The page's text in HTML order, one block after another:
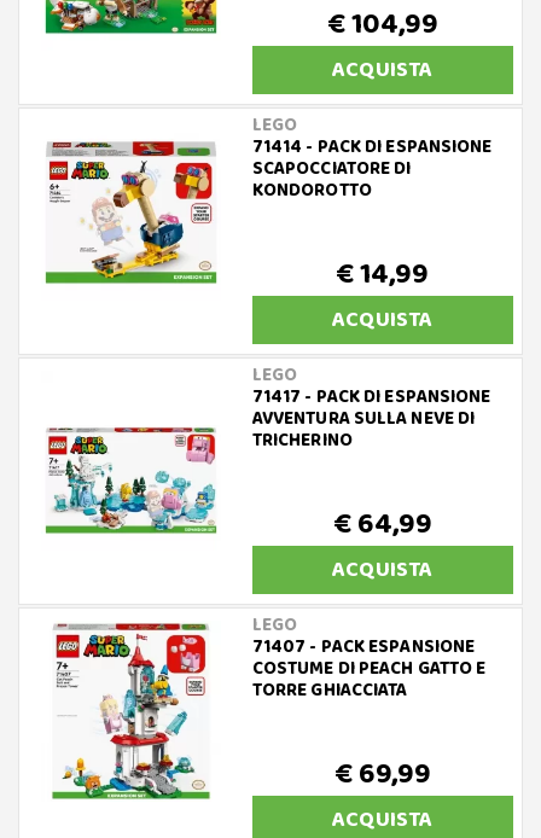
€ 104,99
ACQUISTA
LEGO
71414 - PACK DI ESPANSIONE
SCAPOCCIATORE DI
KONDOROTTO
€ 14,99
ACQUISTA
LEGO
71417 - PACK DI ESPANSIONE
AVVENTURA SULLA NEVE DI
TRICHERINO
€ 64,99
ACQUISTA
LEGO
71407 - PACK ESPANSIONE
COSTUME DI PEACH GATTO E
TORRE GHIACCIATA
€ 69,99
ACQUISTA